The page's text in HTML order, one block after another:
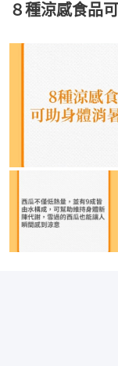
８種涼感食品